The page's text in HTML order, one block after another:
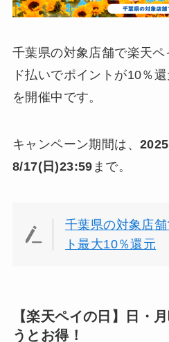
千葉県の対象店舗で楽天
ド払いでポイントが10％
を開催中です。
キャンペーン期間は、
8/17(日)23:59 まで。
千葉県の対象店
ト最大10％還元
【楽天ペイの日】日・
うとお得！